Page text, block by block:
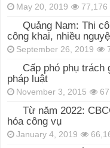
May 20, 2019 77,176
Quảng Nam: Thi
công khai, nhiều
September 26, 2019
Cấp phó phụ trách
pháp luật
November 3, 2015
Từ năm 2022:
hóa công vụ
January 4, 2019